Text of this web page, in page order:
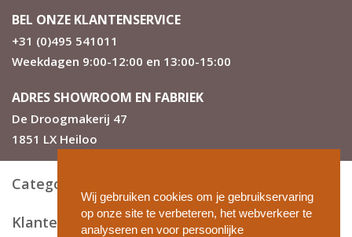
Wij gebruiken cookies om je gebruikservaring
op onze site te verbeteren, het webverkeer te
analyseren en voor persoonlijke
BEL ONZE KLANTENSERVICE
+31 (0)495 541011
Weekdagen 9:00-12:00 en 13:00-15:00
ADRES SHOWROOM EN FABRIEK
De Droogmakerij 47
1851 LX Heiloo
Categorieën
Klantenservice